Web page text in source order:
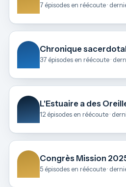
7 épisodes en réécoute ·
Chronique
37 épisodes en réécoute ·
L'Estuaire a des
12 épisodes en réécoute ·
Congrès Mission
5 épisodes en réécoute ·